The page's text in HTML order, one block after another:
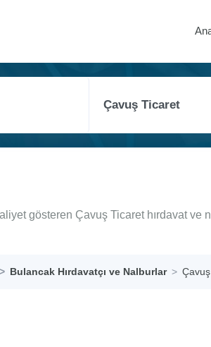
gösteren Çavuş Ticaret hırdavat ve
Bulancak Hırdavatçı ve Nalburlar